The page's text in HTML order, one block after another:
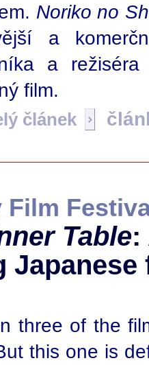
Noriko no
a
a
film.
článek
Film
Table:
Japanese
three of the
this one is